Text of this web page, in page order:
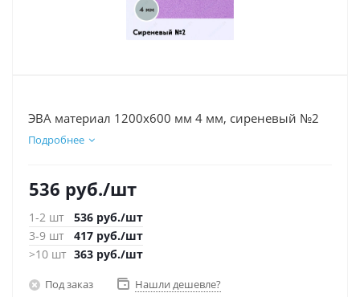
ЭВА материал 1200х600 мм 4 мм, сиреневый №2
Подробнее
536 руб./шт
1-2 шт 536 руб./шт
3-9 шт
417 руб./шт
>10 шт 363 руб./шт
Под заказ Нашли дешевле?